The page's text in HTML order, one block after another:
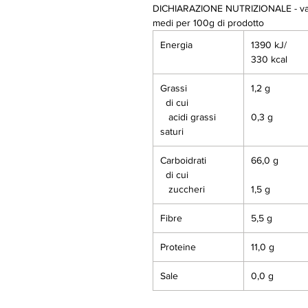
DICHIARAZIONE NUTRIZIONALE -
medi per 100g di prodotto
Energia
1390 kJ/
330 kcal
Grassi
di cui
acidi grassi
saturi
1,2 g
0,3 g
Carboidrati
di cui
zuccheri
66,0 g
1,5 g
Fibre 5,5 g
Proteine 11,0 g
Sale 0,0 g